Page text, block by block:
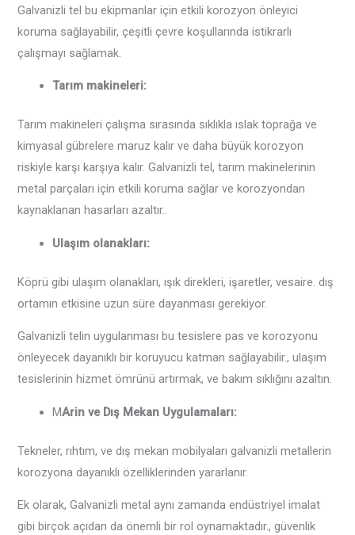
Galvanizli tel bu ekipmanlar için etkili korozyon önleyici
koruma sağlayabilir, çeşitli çevre koşullarında istikrarlı
çalışmayı sağlamak.
Tarım makineleri‌:
Tarım makineleri çalışma sırasında sıklıkla ıslak toprağa ve
kimyasal gübrelere maruz kalır ve daha büyük korozyon
riskiyle karşı karşıya kalır. Galvanizli tel, tarım makinelerinin
metal parçaları için etkili koruma sağlar ve korozyondan
kaynaklanan hasarları azaltır..
Ulaşım olanakları:
Köprü gibi ulaşım olanakları, ışık direkleri, işaretler, vesaire. dış
ortamın etkisine uzun süre dayanması gerekiyor.
Galvanizli telin uygulanması bu tesislere pas ve korozyonu
önleyecek dayanıklı bir koruyucu katman sağlayabilir., ulaşım
tesislerinin hizmet ömrünü artırmak, ve bakım sıklığını azaltın‌.
MArin ve Dış Mekan Uygulamaları:
Tekneler, rıhtım, ve dış mekan mobilyaları galvanizli metallerin
korozyona dayanıklı özelliklerinden yararlanır.
Ek olarak, Galvanizli metal aynı zamanda endüstriyel imalat
gibi birçok açıdan da önemli bir rol oynamaktadır., güvenlik